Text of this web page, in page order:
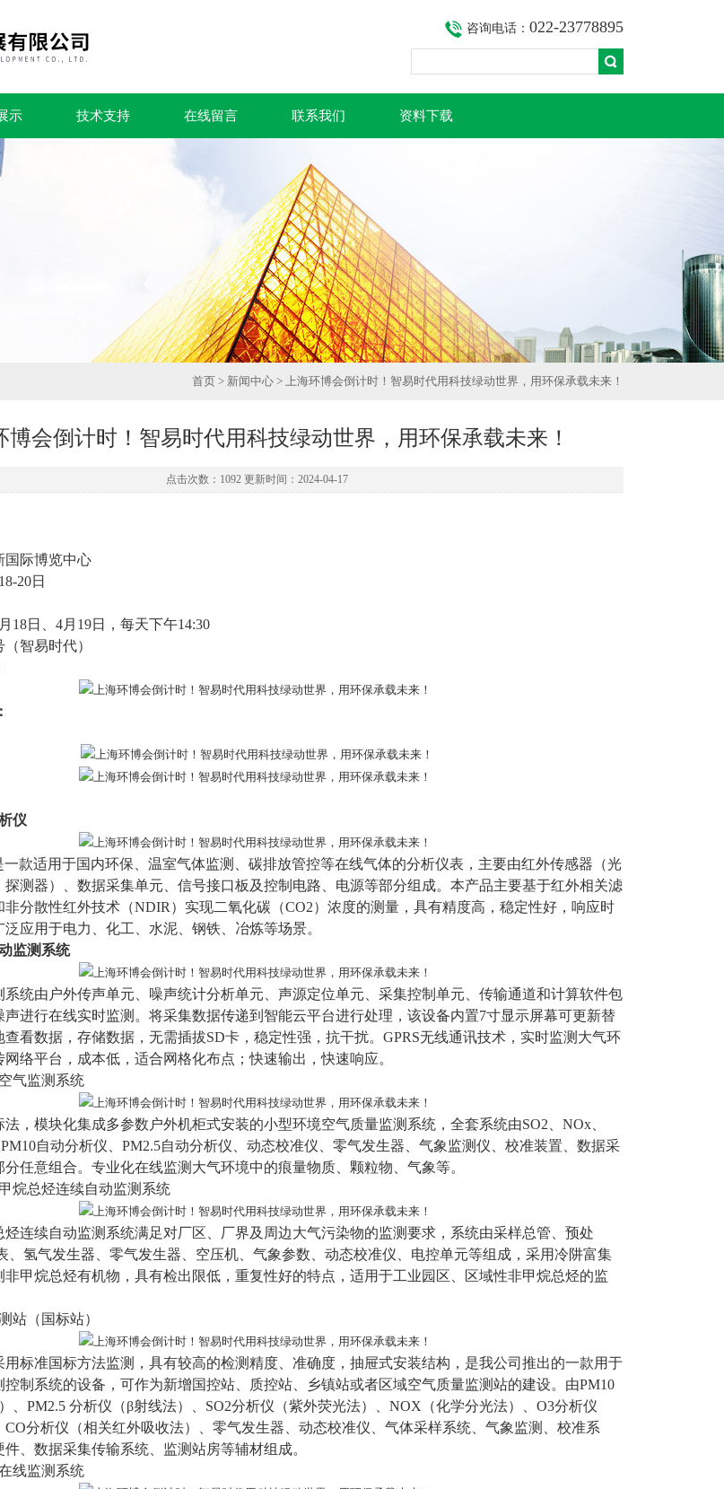
咨询电话： 022-23778895
示 技术支持 在线留言 联系我们 资料下载
首页 > 新闻中心 > 上海环博会倒计时！智易时代用科技绿动世界，用环保承载未来！
博会倒计时！智易时代用科技绿动世界，用环保承载未来！
点击次数：1092 更新时间：2024-04-17
国际博览中心
20日
18日、4月19日，每天下午14:30
智易时代）
仪
一款适用于国内环保、温室气体监测、碳排放管控等在线气体的分析仪表，主要由红外传感器（光
探测器）、数据采集单元、信号接口板及控制电路、电源等部分组成。本产品主要基于红外相关滤
非分散性红外技术（NDIR）实现二氧化碳（CO2）浓度的测量，具有精度高，稳定性好，响应时
应用于电力、化工、水泥、钢铁、冶炼等场景。
监测系统
系统由户外传声单元、噪声统计分析单元、声源定位单元、采集控制单元、传输通道和计算软件包
声进行在线实时监测。将采集数据传递到智能云平台进行处理，该设备内置7寸显示屏幕可更新替
看数据，存储数据，无需插拔SD卡，稳定性强，抗干扰。GPRS无线通讯技术，实时监测大气环
络平台，成本低，适合网格化布点；快速输出，快速响应。
气监测系统
，模块化集成多参数户外机柜式安装的小型环境空气质量监测系统，全套系统由SO2、NOx、
自动分析仪、PM2.5自动分析仪、动态校准仪、零气发生器、气象监测仪、校准装置、数据采
任意组合。专业化在线监测大气环境中的痕量物质、颗粒物、气象等。
烷总烃连续自动监测系统
烃连续自动监测系统满足对厂区、厂界及周边大气污染物的监测要求，系统由采样总管、预处
、氢气发生器、零气发生器、空压机、气象参数、动态校准仪、电控单元等组成，采用冷阱富集
非甲烷总烃有机物，具有检出限低，重复性好的特点，适用于工业园区、区域性非甲烷总烃的监
站（国标站）
用标准国标方法监测，具有较高的检测精度、准确度，抽屉式安装结构，是我公司推出的一款用于
制系统的设备，可作为新增国控站、质控站、乡镇站或者区域空气质量监测站的建设。由PM10
、PM2.5 分析仪（β射线法）、SO2分析仪（紫外荧光法）、NOX（化学分光法）、O3分析仪
CO分析仪（相关红外吸收法）、零气发生器、动态校准仪、气体采样系统、气象监测、校准系
、数据采集传输系统、监测站房等辅材组成。
线监测系统